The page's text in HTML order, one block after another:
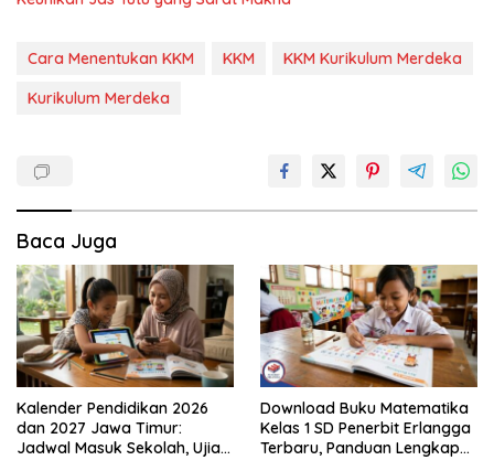
Cara Menentukan KKM KKM
KKM Kurikulum Merdeka
Kurikulum Merdeka
Baca Juga
Kalender Pendidikan 2026
dan 2027 Jawa Timur:
Jadwal Masuk Sekolah, Ujian,
Download Buku Matematika
Kelas 1 SD Penerbit Erlangga
Terbaru, Panduan Lengkap